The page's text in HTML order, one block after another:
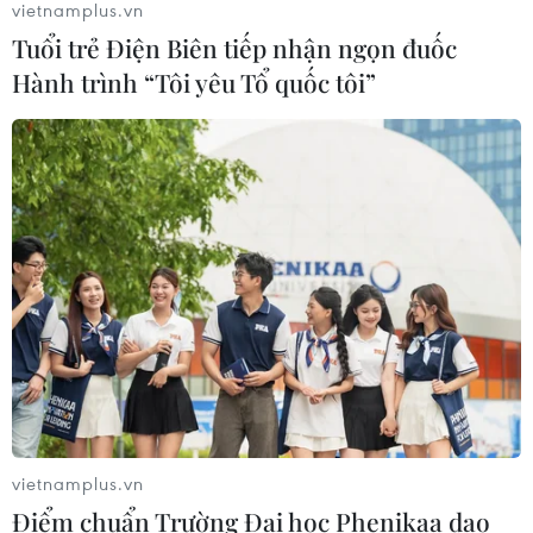
CƠ QUAN CHỦ QUẢN: THÔNG TẤN XÃ VIỆT NAM
Tổng Biên tập: TRẦN TIẾN DUẨN
Phó Tổng Biên tập: NGUYỄN THỊ TÁM, KHÚC THANH
THỦY
Sở hữu trí tuệ
Quy định sử dụng
RSS
Hỗ trợ
Ngôn ngữ
TTXVN
Dịch vụ tin
Quảng cáo
Liên hệ
vietnamplus.vn
Tuổi trẻ Điện Biên tiếp nhận ngọn đuốc
Hành trình “Tôi yêu Tổ quốc tôi”
vietnamplus.vn
Điểm chuẩn Trường Đại học Phenikaa dao